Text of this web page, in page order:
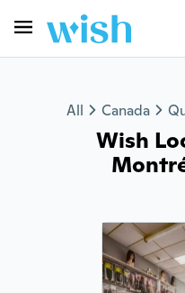
All Canada
Wish